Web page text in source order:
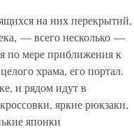
на них перекрытий,
— всего несколько —
по мере приближения к
храма, его портал.
и рядом идут в
яркие рюкзаки,
японки